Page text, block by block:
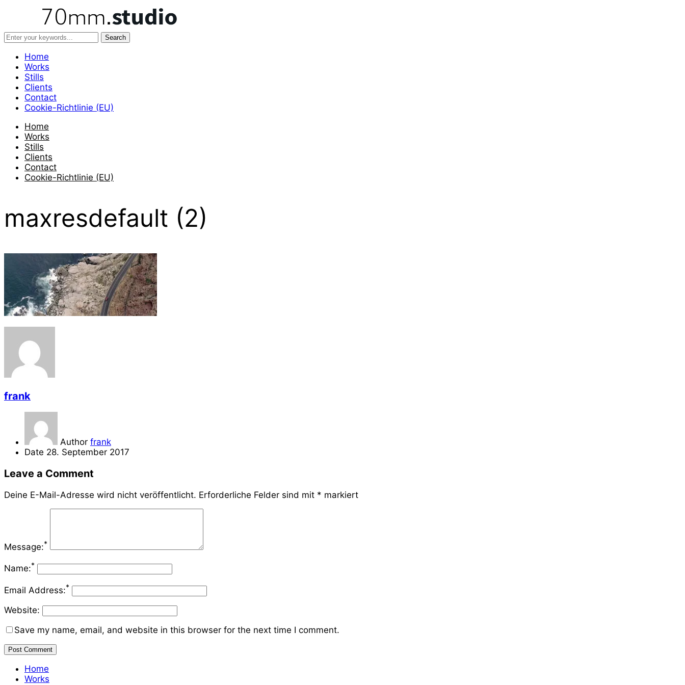
Home
Works
Stills
Clients
Contact
Cookie-Richtlinie (EU)
Home
Works
Stills
Clients
Contact
Cookie-Richtlinie (EU)
maxresdefault (2)
frank
Author frank
Date 28. September 2017
Leave a Comment
Deine E-Mail-Adresse wird nicht veröffentlicht. Erforderliche Felder sind mit * markiert
Message:*
Name:*
Email Address:*
Website:
Save my name, email, and website in this browser for the next time I comment.
Home
Works